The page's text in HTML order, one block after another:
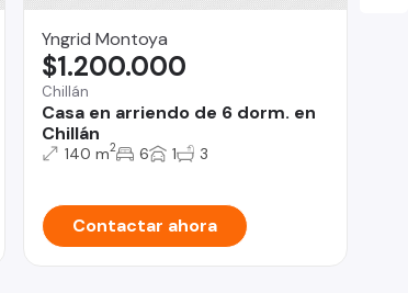
Yngrid Montoya
Chillán
Casa en arriendo de 6 dorm. en
Chillán
$1.200.000
140 m2 6 1 3
Contactar ahora